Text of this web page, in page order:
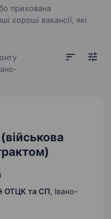
прихована
хороші вакансії, які
ОТЦК та СП, Івано-